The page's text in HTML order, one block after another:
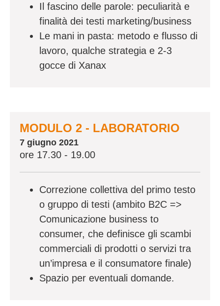
Il fascino delle parole: peculiarità e
finalità dei testi marketing/business
Le mani in pasta: metodo e flusso di
lavoro, qualche strategia e 2-3
gocce di Xanax
MODULO 2 - LABORATORIO
7 giugno 2021
ore 17.30 - 19.00
Correzione collettiva del primo testo
o gruppo di testi (ambito B2C =>
Comunicazione business to
consumer, che definisce gli scambi
commerciali di prodotti o servizi tra
un’impresa e il consumatore finale)
Spazio per eventuali domande.